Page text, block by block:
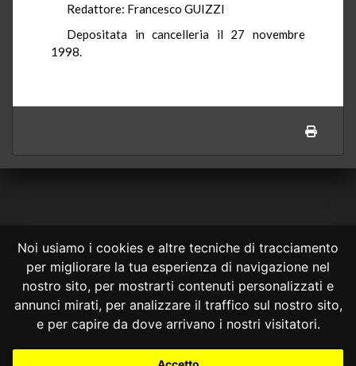
Noi usiamo i cookies e altre tecniche di tracciamento
per migliorare la tua esperienza di navigazione nel
nostro sito, per mostrarti contenuti personalizzati e
annunci mirati, per analizzare il traffico sul nostro sito,
e per capire da dove arrivano i nostri visitatori.
Redattore: Francesco GUIZZI
Depositata in cancelleria il 27 novembre
1998.
CONSULTA ONLINE DAL 1995 -NOTE LEGALI
Consulta OnLine non ha prodotto e non è responsabile per i contenuti e
le informazioni legali di siti collegati.
costituisce una relazione di consulenza legale.